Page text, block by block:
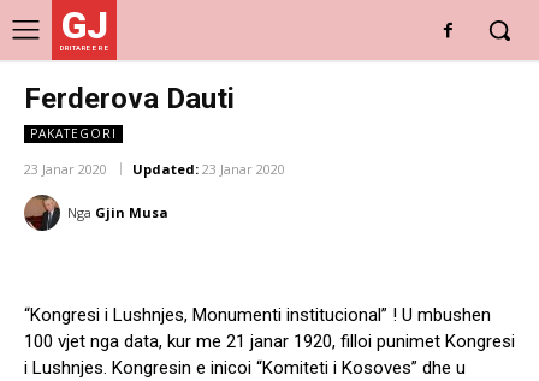
GJ
DRITARE E RE
Ferderova Dauti
PAKATEGORI
23 Janar 2020 Updated: 23 Janar 2020
Nga Gjin Musa
“Kongresi i Lushnjes, Monumenti institucional” ! U mbushen
100 vjet nga data, kur me 21 janar 1920, filloi punimet Kongresi
i Lushnjes. Kongresin e inicoi “Komiteti i Kosoves” dhe u